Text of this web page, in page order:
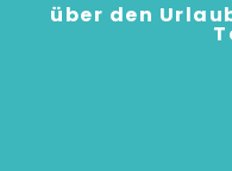
über den